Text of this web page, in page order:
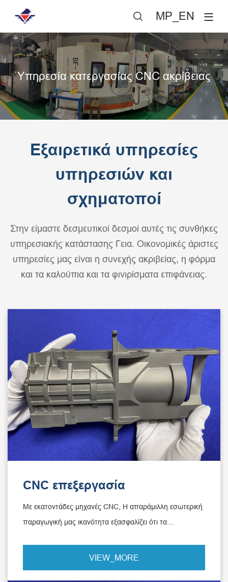
 MP_EN
Υπηρεσία κατεργασίας CNC ακρίβειας
Εξαιρετικά υπηρεσίες
υπηρεσιών και
σχηματοποί
Στην είμαστε δεσμευτικοί δεσμοί αυτές τις συνθήκες
υπηρεσιακής κατάστασης Γεια. Οικονομικές άριστες
υπηρεσίες μας είναι η συνεχής ακριβείας, η φόρμα
και τα καλούπια και τα φινιρίσματα επιφάνειας.
CNC επεξεργασία
Με εκατοντάδες μηχανές CNC, Η απαράμιλλη εσωτερική
παραγωγική μας ικανότητα εξασφαλίζει ότι τα
VIEW_MORE